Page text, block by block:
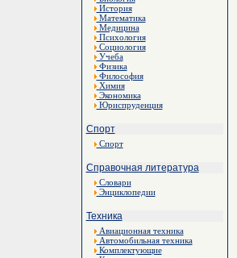
История
Математика
Медицина
Психология
Социология
Учеба
Физика
Философия
Химия
Экономика
Юриспруденция
Спорт
Спорт
Справочная литература
Словари
Энциклопедии
Техника
Авиационная техника
Автомобильная техника
Комплектующие